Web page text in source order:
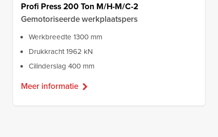
Profi Press 200 Ton M/H-M/C-2
Gemotoriseerde werkplaatspers
Werkbreedte 1300 mm
Drukkracht 1962 kN
Cilinderslag 400 mm
Meer informatie